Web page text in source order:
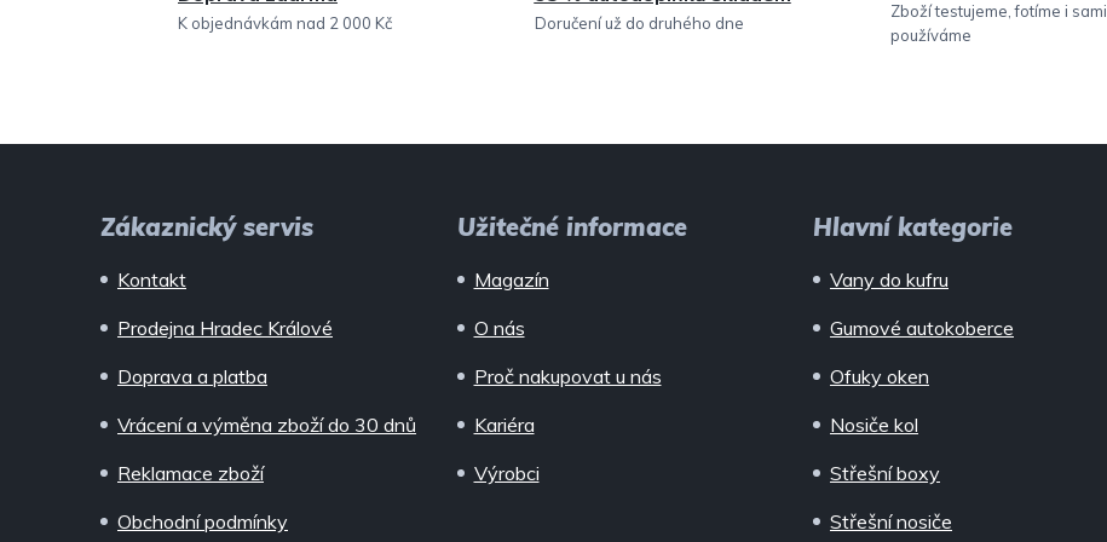
K objednávkám nad 2 000 Kč Doručení už do druhého dne
Zboží testujeme, fotíme i sami
používáme
Zákaznický servis
Kontakt
Prodejna Hradec Králové
Doprava a platba
Vrácení a výměna zboží do 30 dnů
Reklamace zboží
Obchodní podmínky
Užitečné informace
Magazín
O nás
Proč nakupovat u nás
Kariéra
Výrobci
Hlavní kategorie
Vany do kufru
Gumové autokoberce
Ofuky oken
Nosiče kol
Střešní boxy
Střešní nosiče